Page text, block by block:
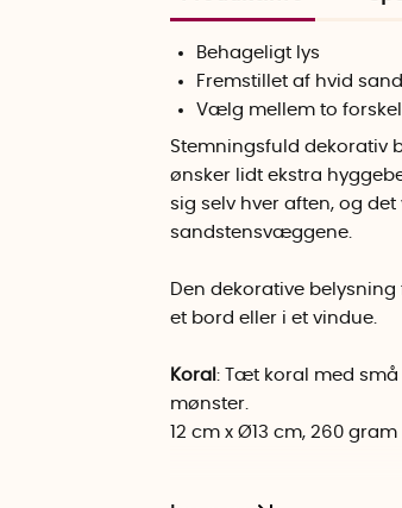
Behageligt lys
Fremstillet af hvid
Vælg mellem to
Stemningsfuld dekorativ
ønsker lidt ekstra
sig selv hver aften, og
sandstensvæggene.
Den dekorative
et bord eller i et vindue.
Koral : Tæt koral med
mønster.
12 cm x Ø13 cm, 260 gram